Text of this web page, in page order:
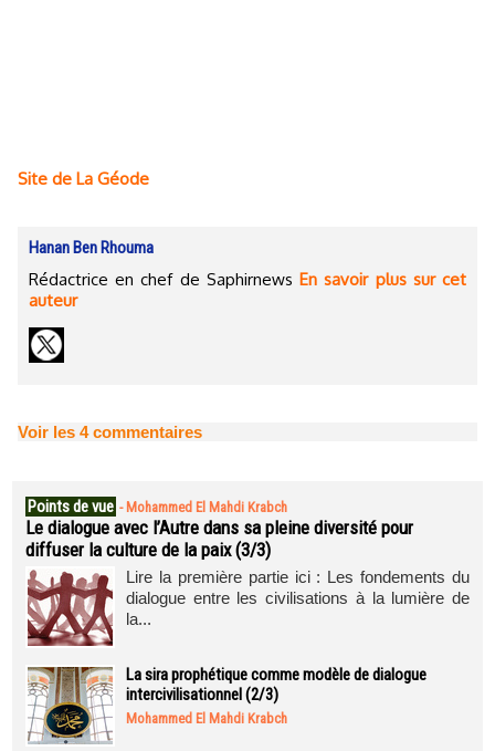
Site de La Géode
Hanan Ben Rhouma
Rédactrice en chef de SaphirnewsEn savoir plus sur cet
auteur
Voir les 4commentaires
Points de vue - Mohammed El Mahdi Krabch
Le dialogue avec l’Autre dans sa pleine diversité pour
diffuser la culture de la paix (3/3)
Lire la première partie ici : Les fondements du
dialogue entre les civilisations à la lumière de
la...
La sira prophétique comme modèle de dialogue
intercivilisationnel (2/3)
Mohammed El Mahdi Krabch